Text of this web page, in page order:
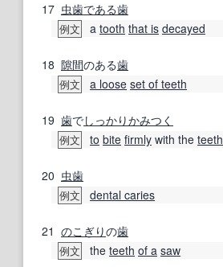
17 虫歯である歯
例文 a tooth that is decayed
18 隙間のある歯
例文 a loose set of teeth
19 歯でしっかりかみつく
例文 to bite firmly with the teeth
20 虫歯
例文 dental caries
21 のこぎりの歯
例文 the teeth of a saw